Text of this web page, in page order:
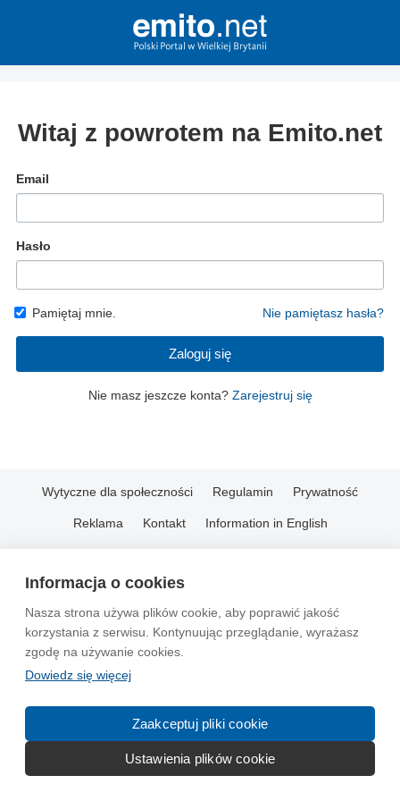
Informacja o cookies
Nasza strona używa plików cookie, aby poprawić jakość
korzystania z serwisu. Kontynuując przeglądanie, wyrażasz
zgodę na używanie cookies.
Dowiedz się więcej
Zaakceptuj pliki cookie
Ustawienia plików cookie
Witaj z powrotem na Emito.net
Email
Hasło
Pamiętaj mnie. Nie pamiętasz hasła?
Zaloguj się
Nie masz jeszcze konta? Zarejestruj się
Wytyczne dla społeczności Regulamin Prywatność
Reklama Kontakt Information in English